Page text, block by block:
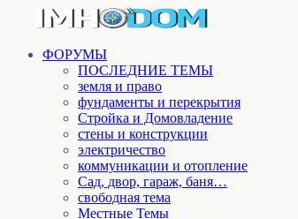
ФОРУМЫ
ПОСЛЕДНИЕ ТЕМЫ
земля и право
фундаменты и перекрытия
Стройка и Домовладение
стены и конструкции
электричество
коммуникации и отопление
Cад, двор, гараж, баня…
свободная тема
Местные Темы